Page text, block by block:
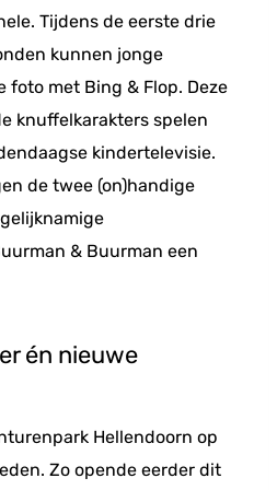
Tijdens de eerste drie
kunnen jonge
foto met Bing & Flop. Deze
knuffelkarakters spelen
kindertelevisie.
de twee (on)handige
& Buurman een
én nieuwe
Hellendoorn op
Zo opende eerder dit